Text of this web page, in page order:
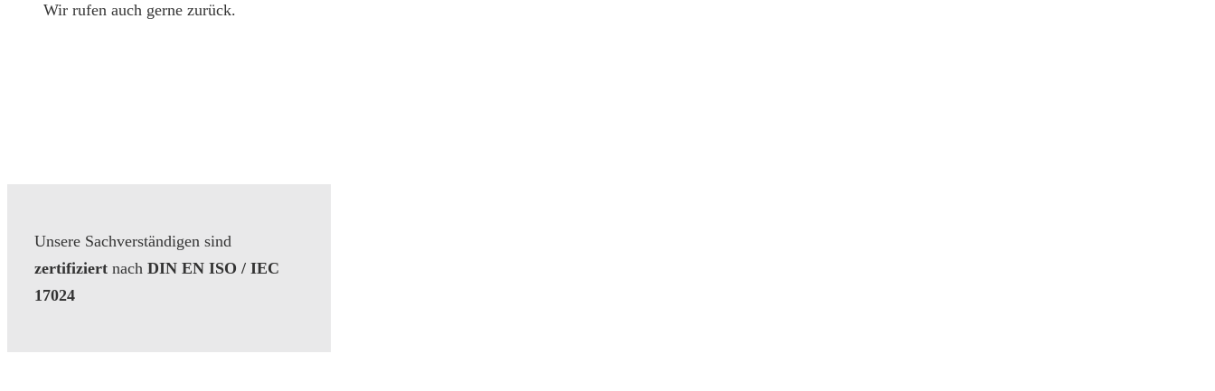
Wir rufen auch gerne zurück.
Unsere Sachverständigen sind
zertifiziert nach DIN EN ISO / IEC
17024